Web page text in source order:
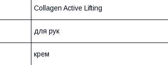
Collagen Active Lifting
для рук
крем